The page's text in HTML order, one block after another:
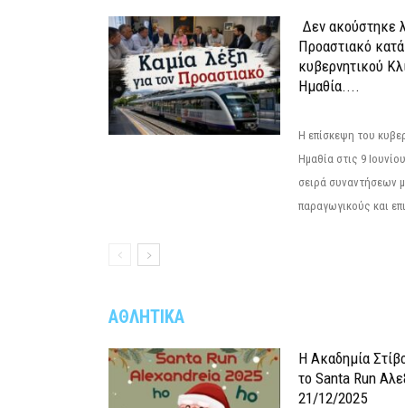
Δεν ακούστηκε
Προαστιακό
κυβερνητικού
Ημαθία....
Η επίσκεψη του
Ημαθία στις 9
σειρά συναντήσεων
παραγωγικούς και
ΑΘΛΗΤΙΚΑ
Η Ακαδημία
το Santa Run
21/12/2025